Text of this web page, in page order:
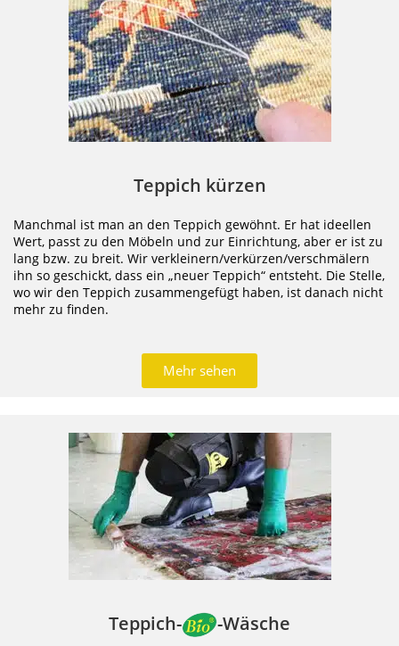
Teppich kürzen
Manchmal ist man an den Teppich gewöhnt. Er hat ideellen
Wert, passt zu den Möbeln und zur Einrichtung, aber er ist zu
lang bzw. zu breit. Wir verkleinern/verkürzen/verschmälern
ihn so geschickt, dass ein „neuer Teppich“ entsteht. Die Stelle,
wo wir den Teppich zusammengefügt haben, ist danach nicht
mehr zu finden.
Mehr sehen
Teppich- -Wäsche